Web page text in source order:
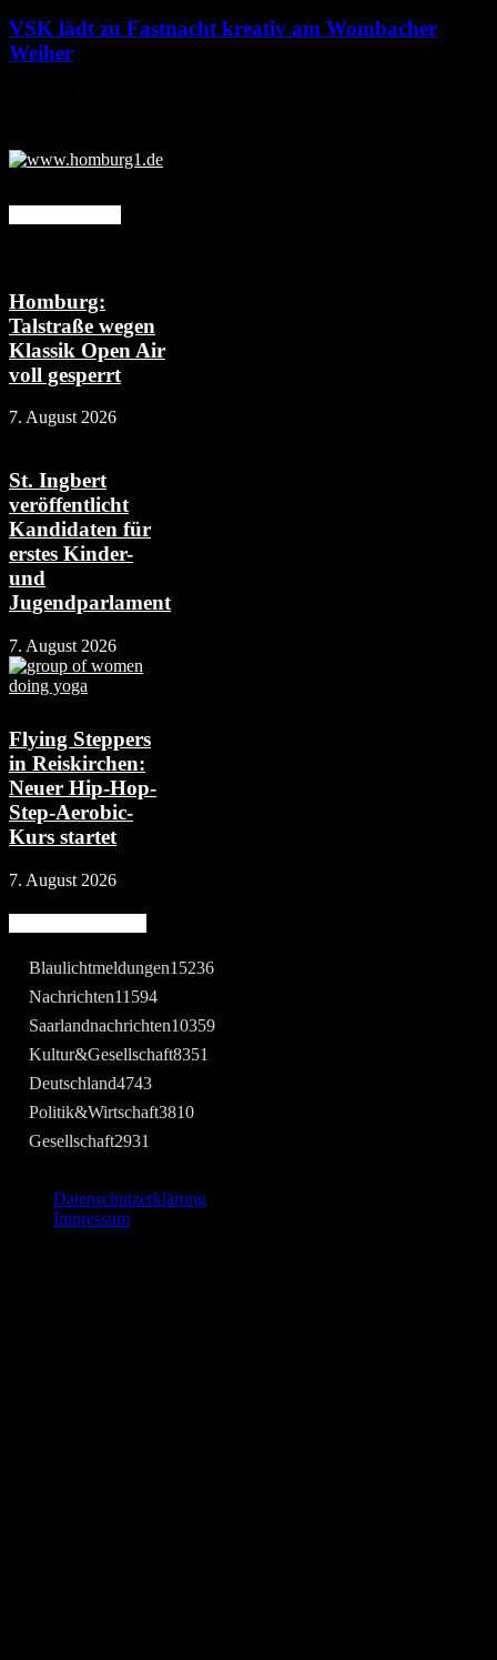
VSK lädt zu Fastnacht kreativ am Wombacher
Weiher
Homburg:
Talstraße wegen
Klassik Open Air
voll gesperrt
7. August 2026
St. Ingbert
veröffentlicht
Kandidaten für
erstes Kinder-
und
Jugendparlament
7. August 2026
Flying Steppers
in Reiskirchen:
Neuer Hip-Hop-
Step-Aerobic-
Kurs startet
7. August 2026
Blaulichtmeldungen15236
Nachrichten11594
Saarlandnachrichten10359
Kultur&Gesellschaft8351
Deutschland4743
Politik&Wirtschaft3810
Gesellschaft2931
Datenschutzerklärung
Impressum